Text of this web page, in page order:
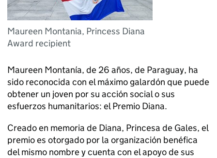
Maureen Montania, Princess Diana
Award recipient
Maureen Montanía, de 26 años, de Paraguay, ha
sido reconocida con el máximo galardón que puede
obtener un joven por su acción social o sus
esfuerzos humanitarios: el Premio Diana.
Creado en memoria de Diana, Princesa de Gales, el
premio es otorgado por la organización benéfica
del mismo nombre y cuenta con el apoyo de sus